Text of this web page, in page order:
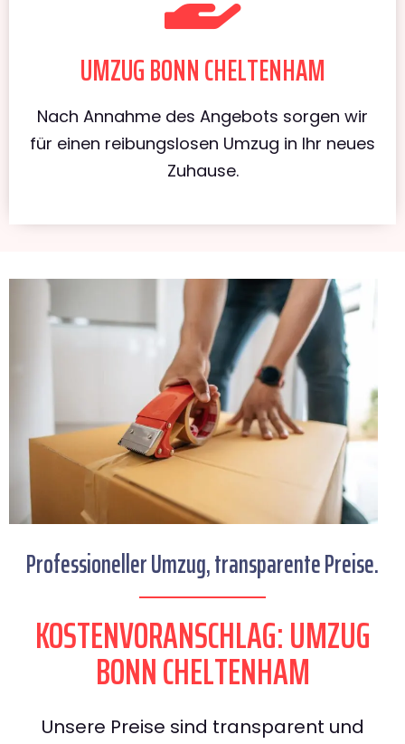
UMZUG BONN CHELTENHAM
Nach Annahme des Angebots sorgen wir
für einen reibungslosen Umzug in Ihr neues
Zuhause.
Professioneller Umzug, transparente Preise.
KOSTENVORANSCHLAG: UMZUG
BONN CHELTENHAM
Unsere Preise sind transparent und